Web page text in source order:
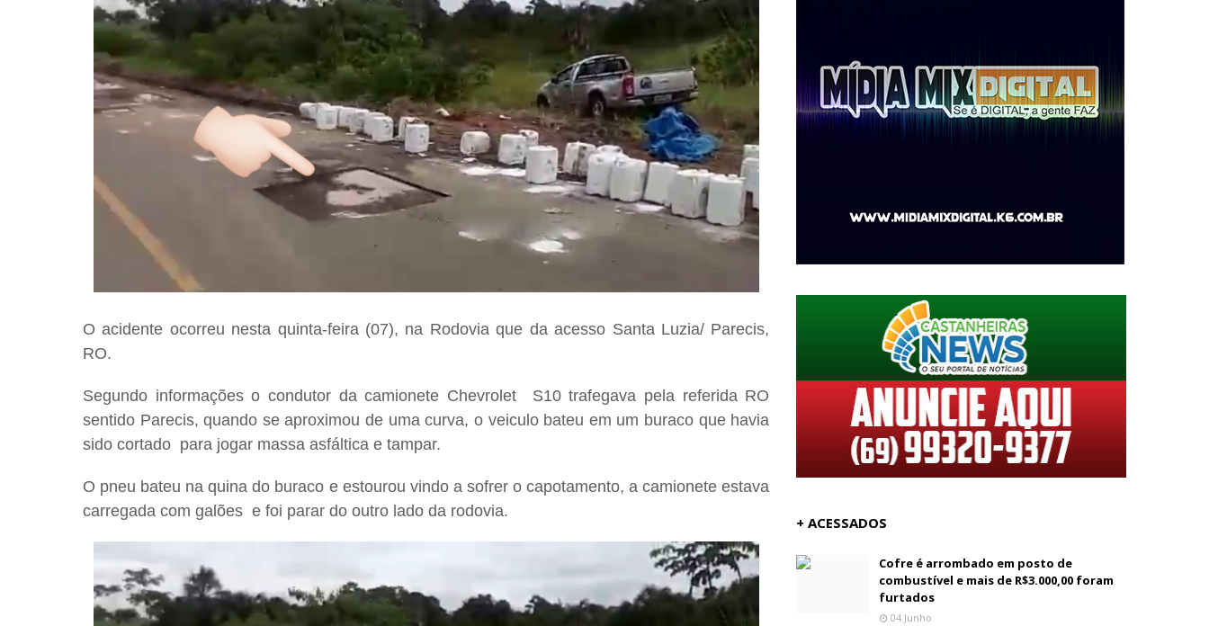
O acidente ocorreu nesta quinta-feira (07), na Rodovia que da acesso Santa Luzia/ Parecis,
RO.
Segundo informações o condutor da camionete Chevrolet S10 trafegava pela referida RO
sentido Parecis, quando se aproximou de uma curva, o veiculo bateu em um buraco que havia
sido cortado para jogar massa asfáltica e tampar.
O pneu bateu na quina do buraco e estourou vindo a sofrer o capotamento, a camionete estava
carregada com galões e foi parar do outro lado da rodovia.
+ ACESSADOS
Cofre é arrombado em posto de
combustível e mais de R$3.000,00 foram
furtados
04 Junho